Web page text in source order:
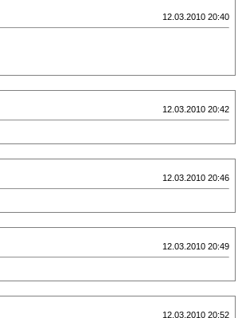
12.03.2010 20:40
12.03.2010 20:42
12.03.2010 20:46
12.03.2010 20:49
12.03.2010 20:52